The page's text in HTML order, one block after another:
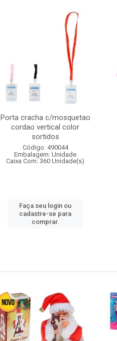
Porta cracha c/mosquetao
cordao vertical color
sortidos
Código: 490044
Embalagem: Unidade
Caixa Com: 360 Unidade(s)
Faça seu login ou
cadastre-se para
comprar.